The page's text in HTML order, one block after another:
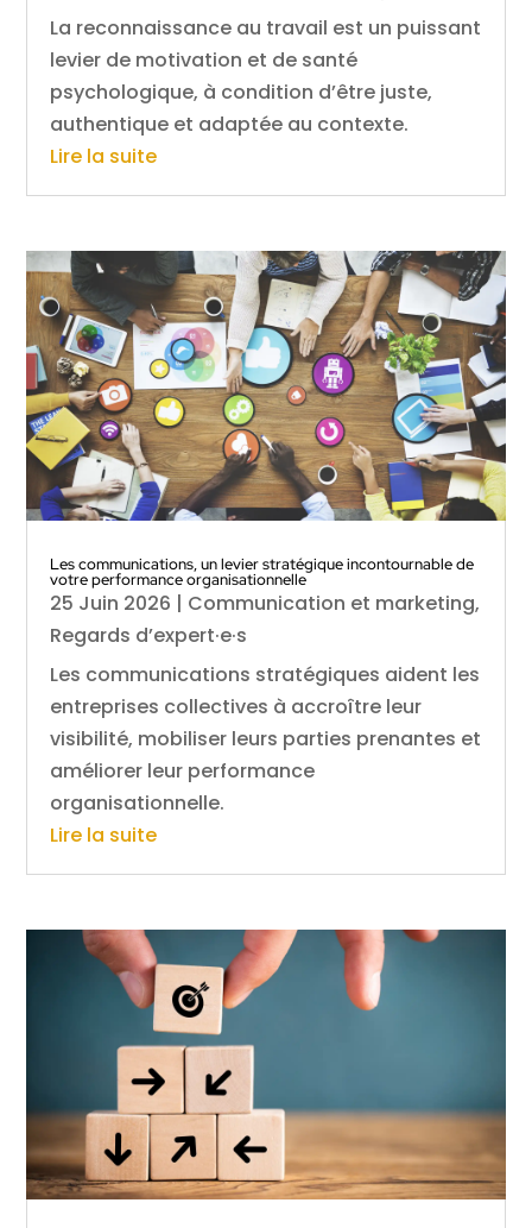
La reconnaissance au travail est un puissant
levier de motivation et de santé
psychologique, à condition d’être juste,
authentique et adaptée au contexte.
Lire la suite
Les communications, un levier stratégique incontournable de
votre performance organisationnelle
25 Juin 2026 | Communication et marketing,
Regards d’expert·e·s
Les communications stratégiques aident les
entreprises collectives à accroître leur
visibilité, mobiliser leurs parties prenantes et
améliorer leur performance
organisationnelle.
Lire la suite